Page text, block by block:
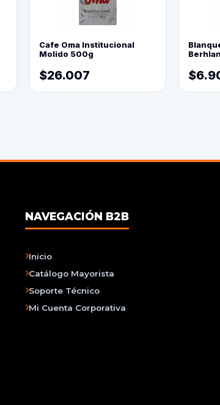
Cafe Oma Institucional
Molido 500g
$26.007
NAVEGACIÓN B2B
Inicio
Catálogo Mayorista
Soporte Técnico
Mi Cuenta Corporativa